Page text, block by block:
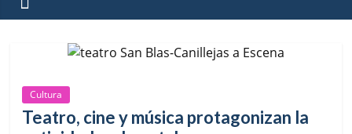
Cultura
Teatro, cine y música protagonizan la